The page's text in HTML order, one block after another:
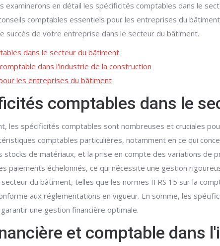
examinerons en détail les spécificités comptables dans le
comptables essentiels pour les entreprises du
succès de votre entreprise dans le secteur du bâtiment.
dans le secteur du bâtiment
dans l'industrie de la construction
les entreprises du bâtiment
comptables dans le
les spécificités comptables sont nombreuses et cruciales
comptables particulières, notamment en ce qui
stocks de matériaux, et la prise en compte des variations de
paiements échelonnés, ce qui nécessite une gestion
du bâtiment, telles que les normes IFRS 15 sur la
aux réglementations en vigueur. En somme, les
une gestion financière optimale.
et comptable dans